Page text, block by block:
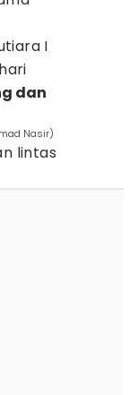
I
dan
Nasir)
lintas